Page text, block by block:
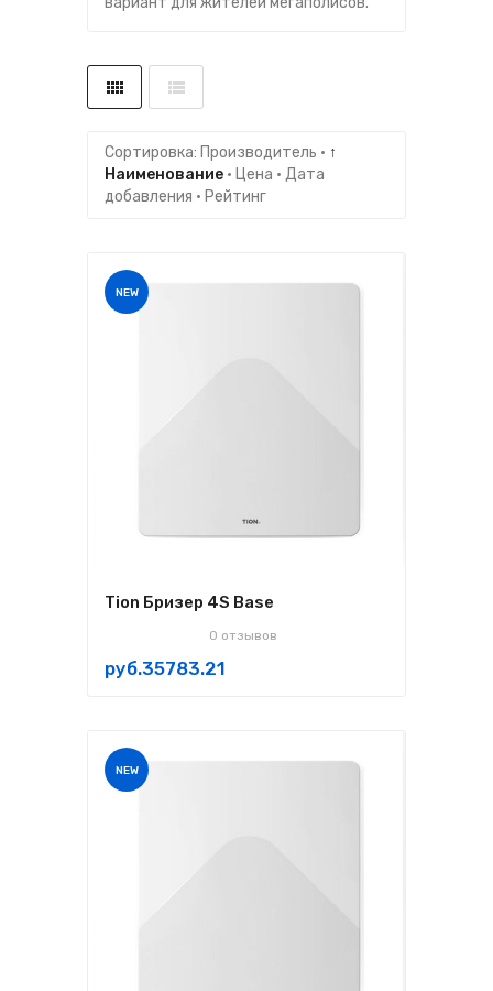
Сортировка: Производитель · ↑
Наименование · Цена · Дата
добавления · Рейтинг
NEW
Tion Бризер 4S Base
0 отзывов
руб.35783.21
NEW